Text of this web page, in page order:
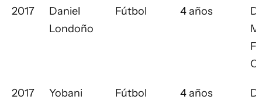
2017
Daniel
Londoño
Fútbol 4 años
2017
Yobani
Fútbol 4 años